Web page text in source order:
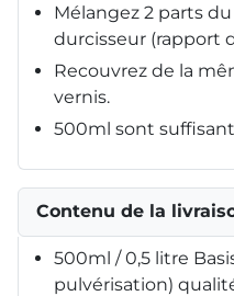
Mélangez 2 parts
durcisseur (rapport
Recouvrez de la
vernis.
500ml sont
Contenu de la
500ml / 0,5 litre
pulvérisation)